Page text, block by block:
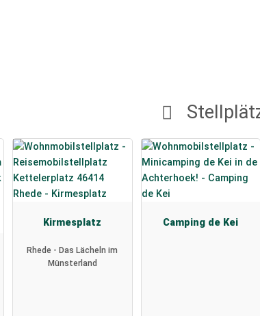
Kirmesplatz
Rhede - Das Lächeln im
Münsterland
Camping de Kei